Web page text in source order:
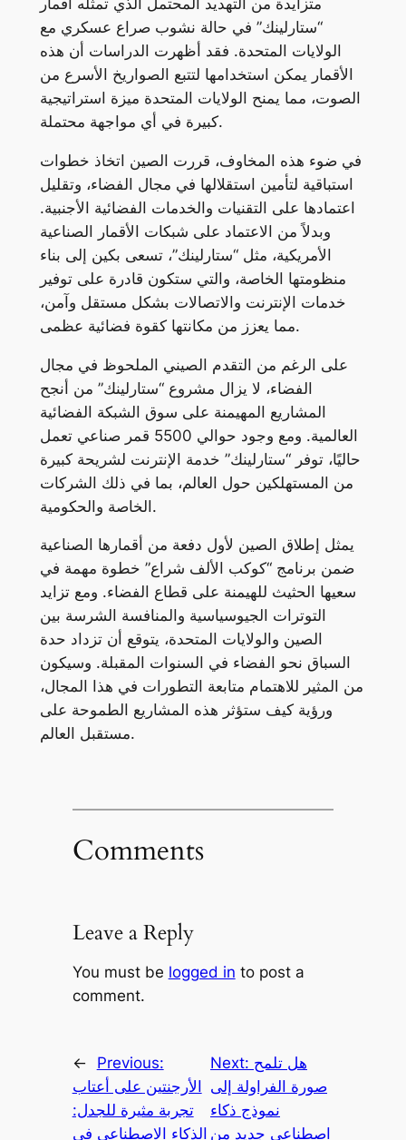
متزايدة من التهديد المحتمل الذي تمثله أقمار
“ستارلينك” في حالة نشوب صراع عسكري مع
الولايات المتحدة. فقد أظهرت الدراسات أن هذه
الأقمار يمكن استخدامها لتتبع الصواريخ الأسرع من
الصوت، مما يمنح الولايات المتحدة ميزة استراتيجية
كبيرة في أي مواجهة محتملة.
في ضوء هذه المخاوف، قررت الصين اتخاذ خطوات
استباقية لتأمين استقلالها في مجال الفضاء، وتقليل
اعتمادها على التقنيات والخدمات الفضائية الأجنبية.
وبدلاً من الاعتماد على شبكات الأقمار الصناعية
الأمريكية، مثل “ستارلينك”، تسعى بكين إلى بناء
منظومتها الخاصة، والتي ستكون قادرة على توفير
خدمات الإنترنت والاتصالات بشكل مستقل وآمن،
مما يعزز من مكانتها كقوة فضائية عظمى.
على الرغم من التقدم الصيني الملحوظ في مجال
الفضاء، لا يزال مشروع “ستارلينك” من أنجح
المشاريع المهيمنة على سوق الشبكة الفضائية
العالمية. ومع وجود حوالي 5500 قمر صناعي تعمل
حاليًا، توفر “ستارلينك” خدمة الإنترنت لشريحة كبيرة
من المستهلكين حول العالم، بما في ذلك الشركات
الخاصة والحكومية.
يمثل إطلاق الصين لأول دفعة من أقمارها الصناعية
ضمن برنامج “كوكب الألف شراع” خطوة مهمة في
سعيها الحثيث للهيمنة على قطاع الفضاء. ومع تزايد
التوترات الجيوسياسية والمنافسة الشرسة بين
الصين والولايات المتحدة، يتوقع أن تزداد حدة
السباق نحو الفضاء في السنوات المقبلة. وسيكون
من المثير للاهتمام متابعة التطورات في هذا المجال،
ورؤية كيف ستؤثر هذه المشاريع الطموحة على
مستقبل العالم.
Comments
Leave a Reply
You must be logged in to post a
comment.
←
Previous:
الأرجنتين على أعتاب
تجربة مثيرة للجدل:
الذكاء الاصطناعي في
Next: هل تلمح
صورة الفراولة إلى
نموذج ذكاء
اصطناعي جديد من